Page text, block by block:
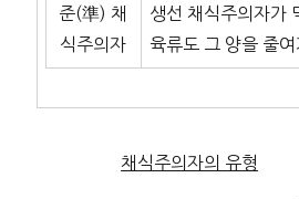
준(準) 채
식주의자
생선 채식주의자가
육류도 그 양을 줄여
채식주의자의 유형